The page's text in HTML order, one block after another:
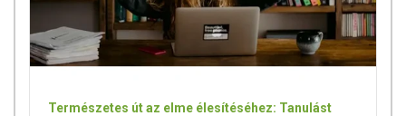
Természetes út az elme élesítéséhez: Tanulást